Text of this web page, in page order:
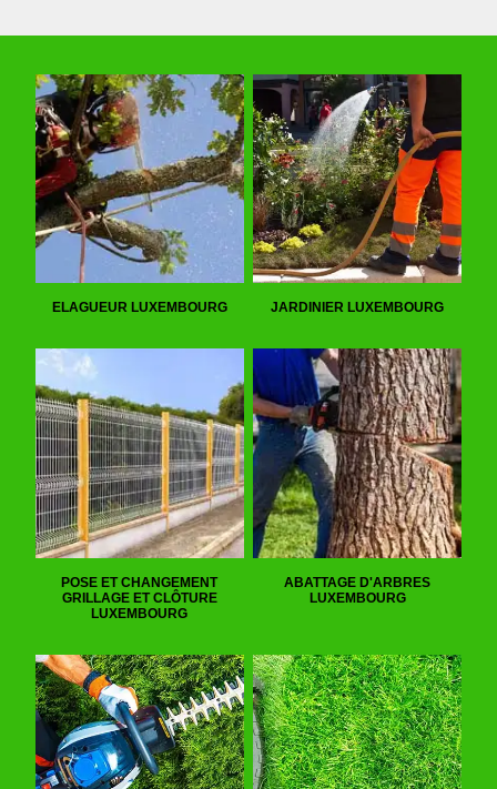
ELAGUEUR LUXEMBOURG JARDINIER LUXEMBOURG
POSE ET CHANGEMENT
GRILLAGE ET CLÔTURE
LUXEMBOURG
ABATTAGE D'ARBRES
LUXEMBOURG